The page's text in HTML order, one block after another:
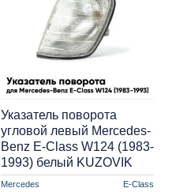
Mercedes E-Class
Указатель поворота
угловой левый Mercedes-
Benz E-Class W124 (1983-
1993) белый KUZOVIK